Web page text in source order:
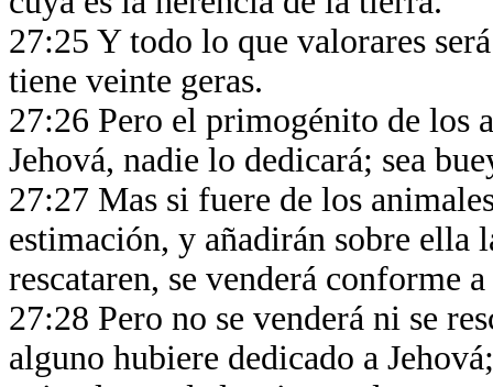
27:25 Y todo lo que valorares
tiene veinte geras.
27:26 Pero el primogénito de los
Jehová, nadie lo dedicará; sea
27:27 Mas si fuere de los
estimación, y añadirán sobre ella
rescataren, se venderá conforme
27:28 Pero no se venderá ni se
alguno hubiere dedicado a